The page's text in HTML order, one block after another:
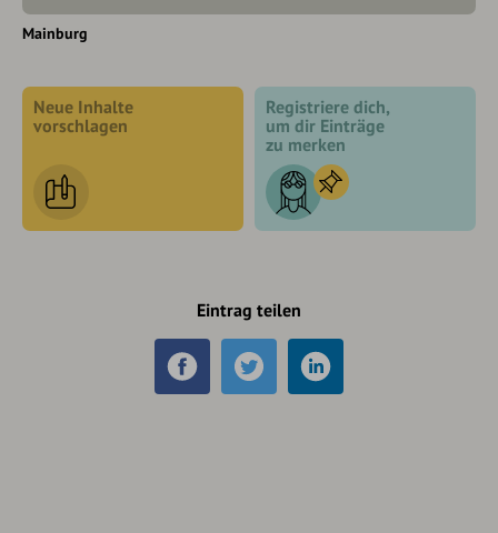
Mainburg
Neue Inhalte
vorschlagen
Registriere dich,
um dir Einträge
zu merken
Eintrag teilen